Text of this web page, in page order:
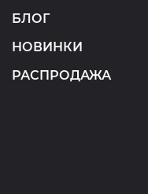
БЛОГ
НОВИНКИ
РАСПРОДАЖА